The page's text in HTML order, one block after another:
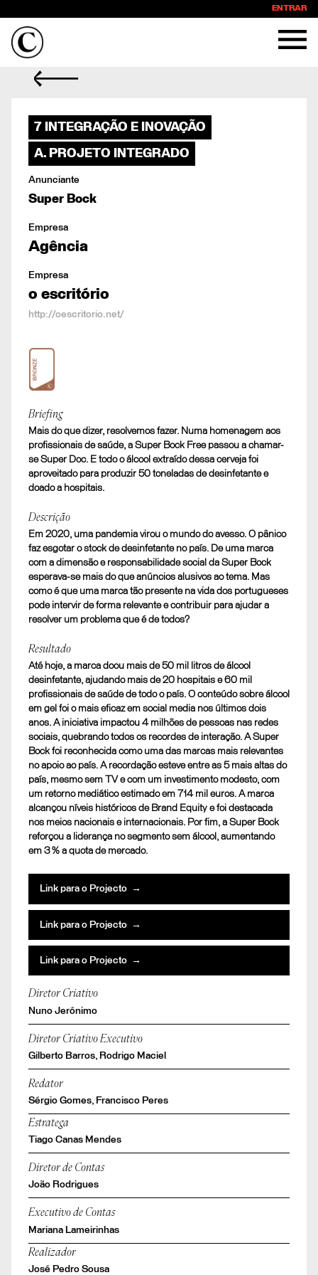
ENTRAR
7 INTEGRAÇÃO E INOVAÇÃO
A. PROJETO INTEGRADO
Anunciante
Super Bock
Empresa
Agência
Empresa
o escritório
http://oescritorio.net/
Super Doc
A. PROJETO INTEGRADO
Briefing
Mais do que dizer, resolvemos fazer. Numa homenagem aos
profissionais de saúde, a Super Bock Free passou a chamar-
se Super Doc. E todo o álcool extraído dessa cerveja foi
aproveitado para produzir 50 toneladas de desinfetante e
doado a hospitais.
Descrição
Em 2020, uma pandemia virou o mundo do avesso. O pânico
faz esgotar o stock de desinfetante no país. De uma marca
com a dimensão e responsabilidade social da Super Bock
esperava-se mais do que anúncios alusivos ao tema. Mas
como é que uma marca tão presente na vida dos portugueses
pode intervir de forma relevante e contribuir para ajudar a
resolver um problema que é de todos?
Resultado
Até hoje, a marca doou mais de 50 mil litros de álcool
desinfetante, ajudando mais de 20 hospitais e 60 mil
profissionais de saúde de todo o país. O conteúdo sobre álcool
em gel foi o mais eficaz em social media nos últimos dois
anos. A iniciativa impactou 4 milhões de pessoas nas redes
sociais, quebrando todos os recordes de interação. A Super
Bock foi reconhecida como uma das marcas mais relevantes
no apoio ao país. A recordação esteve entre as 5 mais altas do
país, mesmo sem TV e com um investimento modesto, com
um retorno mediático estimado em 714 mil euros. A marca
alcançou níveis históricos de Brand Equity e foi destacada
nos meios nacionais e internacionais. Por fim, a Super Bock
reforçou a liderança no segmento sem álcool, aumentando
em 3 % a quota de mercado.
Link para o Projecto →
Link para o Projecto →
Link para o Projecto →
Diretor Criativo
Nuno Jerónimo
Diretor Criativo Executivo
Gilberto Barros, Rodrigo Maciel
Redator
Sérgio Gomes, Francisco Peres
Estratega
Tiago Canas Mendes
Diretor de Contas
João Rodrigues
Executivo de Contas
Mariana Lameirinhas
Realizador
José Pedro Sousa